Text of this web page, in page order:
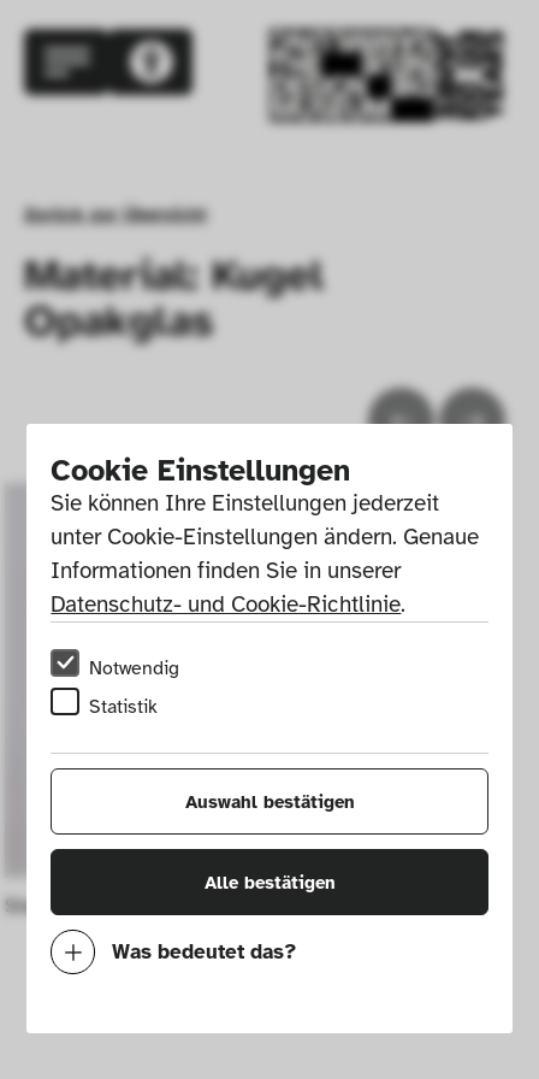
Cookie Einstellungen
Sie können Ihre Einstellungen jederzeit
unter Cookie-Einstellungen ändern. Genaue
Informationen finden Sie in unserer
Datenschutz- und Cookie-Richtlinie.
Notwendig
Statistik
Auswahl bestätigen
Alle bestätigen
Was bedeutet das?
Mit diesen Cookies können wir durch
Zurück zur Übersicht
Material: Kugel
Opakglas
Stehleuchte Polluce